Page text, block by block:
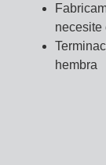
necesite
hembra